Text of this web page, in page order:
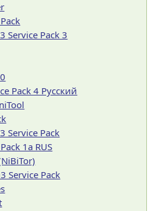
Service Pack 3
Pack 4 Русский
Service Pack
1а RUS
Service Pack